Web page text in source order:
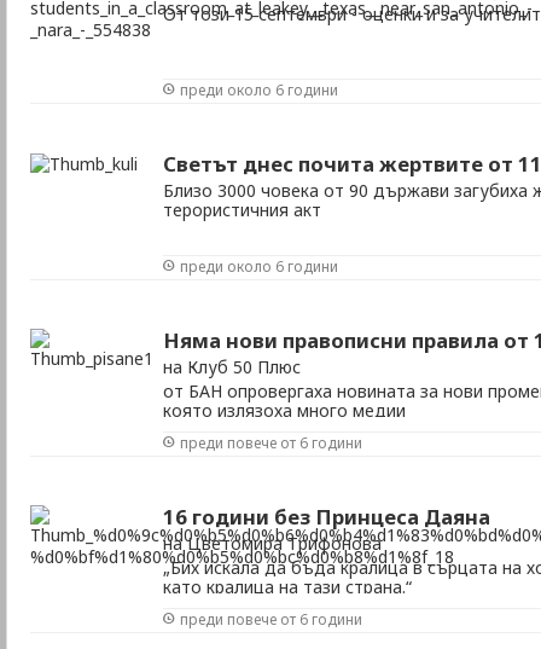
От този 15 септември - оценки и за
преди около 6 години
Светът днес почита жертвите от
Близо 3000 човека от 90 държави загубиха
терористичния акт
преди около 6 години
Няма нови правописни правила от
на Клуб 50 Плюс
от БАН опровергаха новината за нови
която излязоха много медии
преди повече от 6 години
16 години без Принцеса Даяна
на Цветомира Трифонова
„Бих искала да бъда кралица в сърцата на
като кралица на тази страна.“
преди повече от 6 години